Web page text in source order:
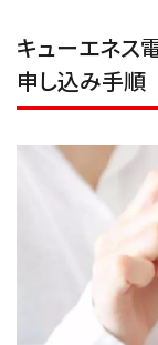
キューエネス
申し込み手順